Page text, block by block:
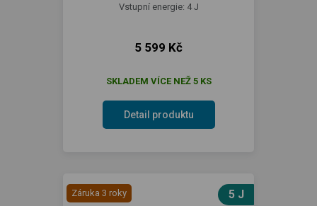
Vstupní energie: 4 J
5 599 Kč
SKLADEM VÍCE NEŽ 5 KS
Detail produktu
Záruka 3 roky 5 J